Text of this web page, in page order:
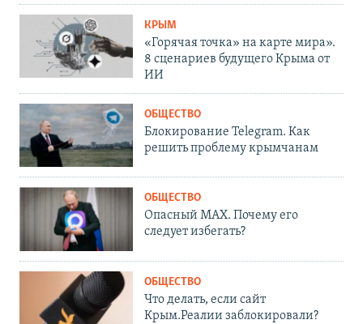
КРЫМ
«Горячая точка» на карте мира».
8 сценариев будущего Крыма от
ИИ
ОБЩЕСТВО
Блокирование Telegram. Как
решить проблему крымчанам
ОБЩЕСТВО
Опасный MAX. Почему его
следует избегать?
ОБЩЕСТВО
Что делать, если сайт
Крым.Реалии заблокировали?